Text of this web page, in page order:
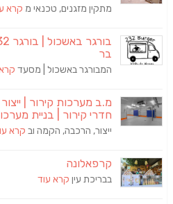
מתקין מזגנים, טכנאי מ קרא
בר
המבורגר באשכול | מסעד
מ.ב מערכות קירור |
חדרי קירור | בניית
ייצור, הרכבה, הקמה וב קרא
קרפאלונה
בבריכת עין קרא עוד